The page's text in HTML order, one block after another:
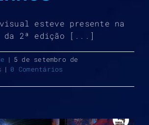
esteve presente na
da 2ª edição [...]
| 5 de setembro de
| 0 Comentários